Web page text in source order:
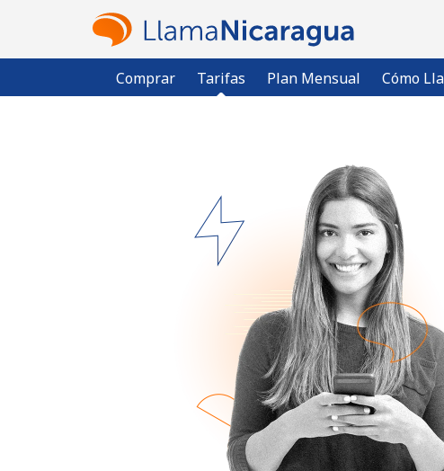
Comprar Tarifas Plan Mensual Cómo